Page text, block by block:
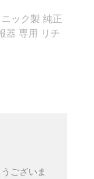
ック製 純正
器 専用 リチ
ございま